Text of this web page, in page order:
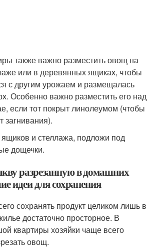
также важно разместить овощ на
или в деревянных ящиках, чтобы
с другим урожаем и размещалась
Особенно важно разместить его над
если тот покрыт линолеумом (чтобы
загнивания).
ящиков и стеллажа, подложи под
дощечки.
разрезанную в домашних
идеи для сохранения
сохранять продукт целиком лишь в
достаточно просторное. В
квартиры хозяйки чаще всего
овощ.